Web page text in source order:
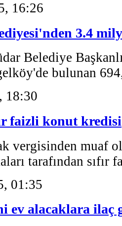
16:26
3.4
Belediye
bulunan
18:30
faizli konut kredisi
vergisinden muaf
tarafından
01:35
ev alacaklara ilaç